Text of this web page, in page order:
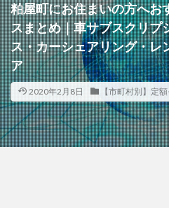
粕屋町にお住まいの方へお
スまとめ｜車サブスクリプ
ス・カーシェアリング・レ
ア
2020年2月8日 【市町村別】定